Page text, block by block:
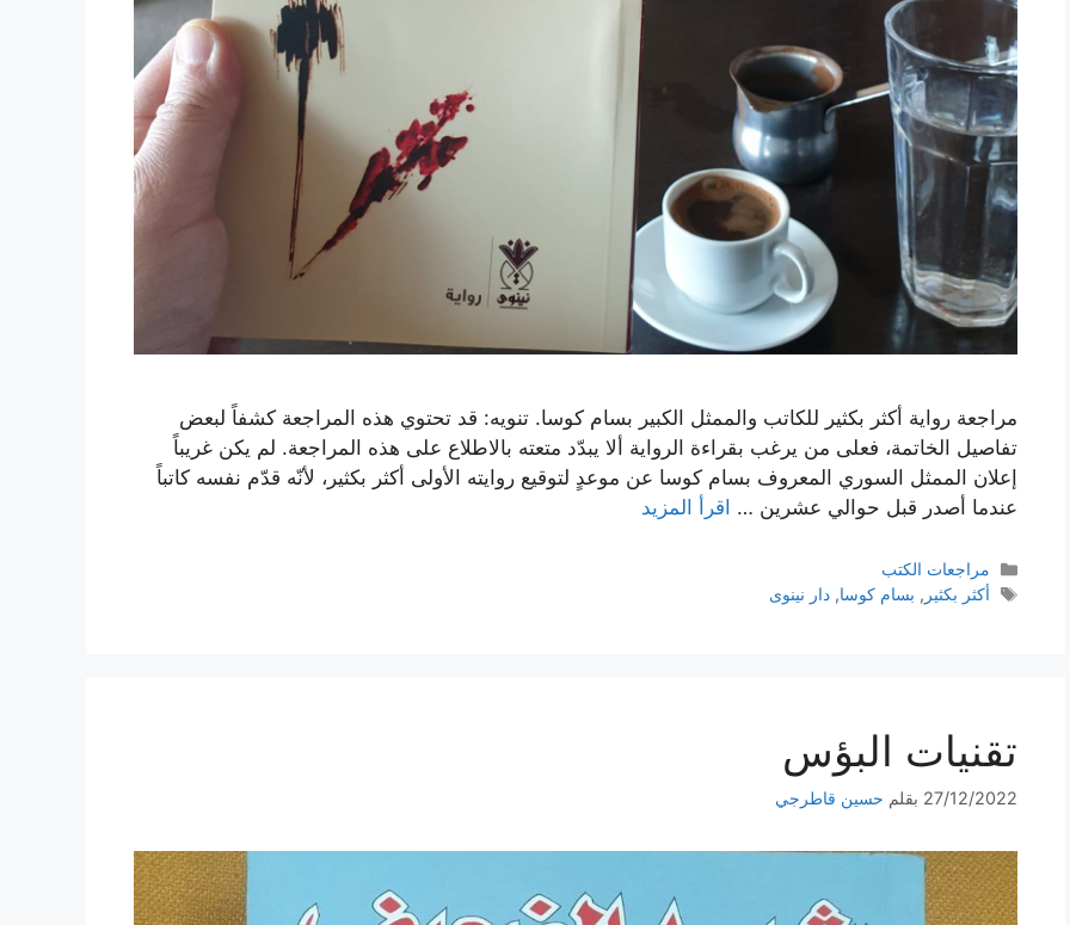
مراجعة رواية أكثر بكثير للكاتب والممثل الكبير بسام كوسا. تنويه: قد تحتوي هذه المراجعة كشفاً لبعض
تفاصيل الخاتمة، فعلى من يرغب بقراءة الرواية ألا يبدّد متعته بالاطلاع على هذه المراجعة. لم يكن غريباً
إعلان الممثل السوري المعروف بسام كوسا عن موعدٍ لتوقيع روايته الأولى أكثر بكثير، لأنّه قدّم نفسه كاتباً
عندما أصدر قبل حوالي عشرين … اقرأ المزيد
التصنيفات
مراجعات الكتب
الوسوم
أكثر بكثير , بسام كوسا,دار نينوى
تقنيات البؤس
27/12/2022 بقلم حسين قاطرجي